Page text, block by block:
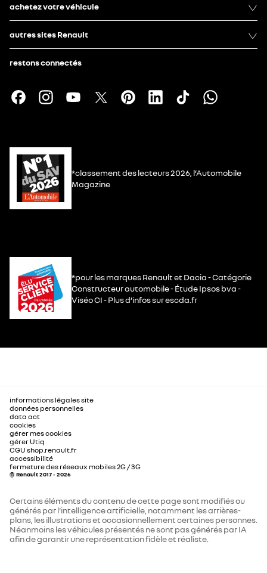
achetez votre véhicule
autres sites Renault
restons connectés
*classement des lecteurs 2026, l’Automobile
Magazine
*pour les marques Renault et Dacia - Catégorie
Constructeur automobile - Étude Ipsos bva -
Viséo CI - Plus d’infos sur escda.fr
informations légales site
données personnelles
data act
cookies
gérer mes cookies
gérer Utiq
CGU shop.renault.fr
accessibilité
fermeture des réseaux mobiles 2G / 3G
© Renault 2017 - 2026
Certains éléments du contenu de cette page sont modifiés ou
générés par l'intelligence artificielle, notamment les arrières-
plans, les illustrations et occasionnellement certaines personnes.
Néanmoins les véhicules présentés ne sont pas générés par IA
afin de garantir une représentation fidèle et réaliste.